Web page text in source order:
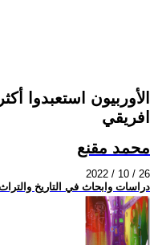
افريقي
محمد مقنع
2022 / 10 / 26
دراسات وابحاث في التاريخ